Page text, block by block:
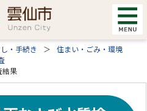
・手続き
住まい・ごみ・環境
結果